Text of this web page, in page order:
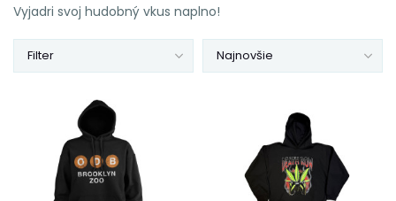
Vyjadri svoj hudobný vkus naplno!
Najnovšie
Filter